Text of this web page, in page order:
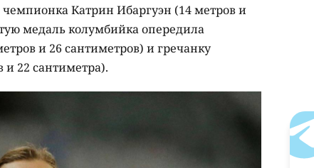
Катрин Ибаргуэн (14 метров и
медаль колумбийка опередила
и 26 сантиметров) и гречанку
и 22 сантиметра).